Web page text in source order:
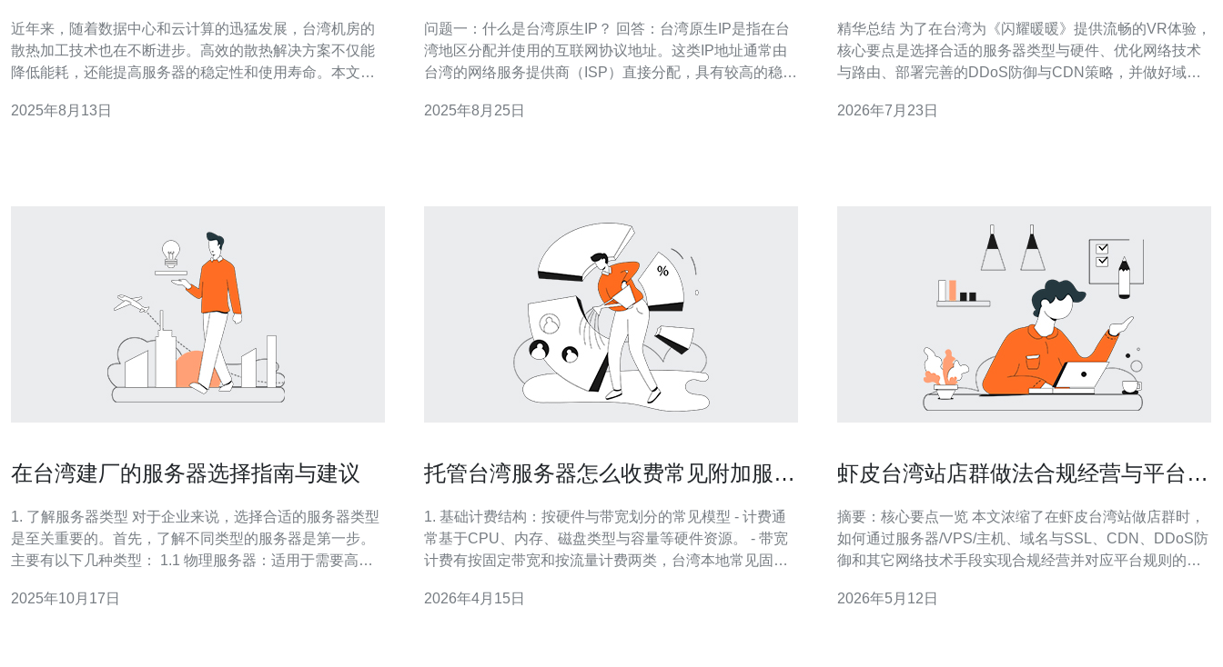
近年来，随着数据中心和云计算的迅猛发展，台湾机房的
散热加工技术也在不断进步。高效的散热解决方案不仅能
降低能耗，还能提高服务器的稳定性和使用寿命。本文将
是德讯电讯在该领域的贡献和优势。 散热技术的演变与趋
2025年8月13日
问题一：什么是台湾原生IP？ 回答：台湾原生IP是指在台
湾地区分配并使用的互联网协议地址。这类IP地址通常由
台湾的网络服务提供商（ISP）直接分配，具有较高的稳定
的网速和访问质量，适合需要高性能网络连接的用户。 问
2025年8月25日
精华总结 为了在台湾为《闪耀暖暖》提供流畅的VR体验，
核心要点是选择合适的服务器类型与硬件、优化网络技术
与路由、部署完善的DDoS防御与CDN策略，并做好域名
接与抗DDoS能力，同时支持灵活的vps与独立主机产品。
2026年7月23日
在台湾建厂的服务器选择指南与建议
1. 了解服务器类型 对于企业来说，选择合适的服务器类型
是至关重要的。首先，了解不同类型的服务器是第一步。
主要有以下几种类型： 1.1 物理服务器：适用于需要高性
库。 1.2 虚拟服务器：通过虚拟化技术，可以在一台物理
2025年10月17日
托管台湾服务器怎么收费常见附加服务
1. 基础计费结构：按硬件与带宽划分的常见模型 - 计费通
常基于CPU、内存、磁盘类型与容量等硬件资源。 - 带宽
计费有按固定带宽和按流量计费两类，台湾本地常见固定
计费或按包月收取。 - CPU核数、内存和磁盘IOPS会直接
2026年4月15日
虾皮台湾站店群做法合规经营与平台规
摘要：核心要点一览 本文浓缩了在虾皮台湾站做店群时，
如何通过服务器/VPS/主机、域名与SSL、CDN、DDoS防
御和其它网络技术手段实现合规经营并对应平台规则的策
量分发与缓存方案、抗DDoS与性能监测、以及平台风控
2026年5月12日